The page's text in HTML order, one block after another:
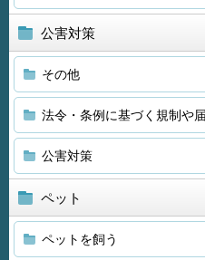
公害対策
その他
法令・条例に基づく規制や
公害対策
ペット
ペットを飼う